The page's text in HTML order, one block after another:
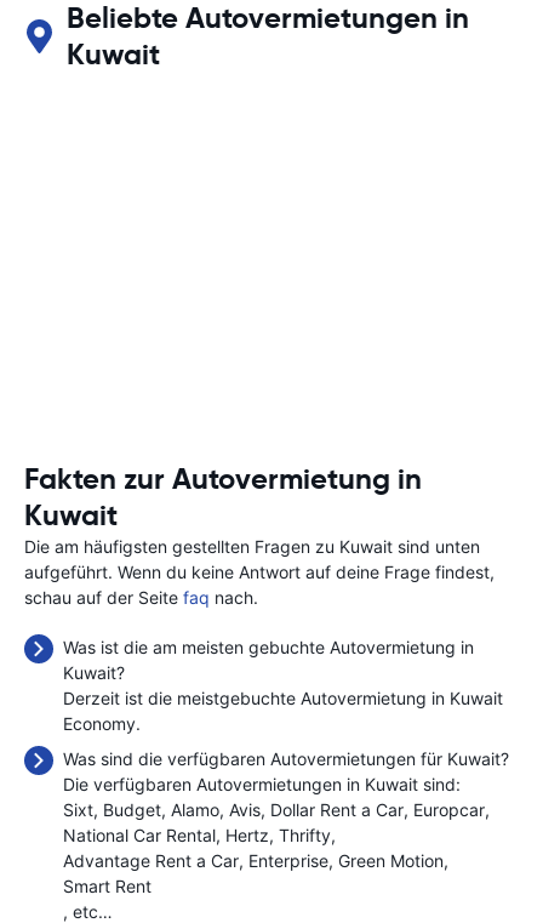
Beliebte Autovermietungen in
Kuwait
Fakten zur Autovermietung in
Kuwait
Die am häufigsten gestellten Fragen zu Kuwait sind unten
aufgeführt. Wenn du keine Antwort auf deine Frage findest,
schau auf der Seite faq nach.
Was ist die am meisten gebuchte Autovermietung in
Kuwait?
Derzeit ist die meistgebuchte Autovermietung in Kuwait
Economy.
Was sind die verfügbaren Autovermietungen für Kuwait?
Die verfügbaren Autovermietungen in Kuwait sind:
Sixt Budget Alamo Avis Dollar Rent a Car Europcar
National Car Rental Hertz Thrifty
Advantage Rent a Car Enterprise Green Motion
Smart Rent
, etc…